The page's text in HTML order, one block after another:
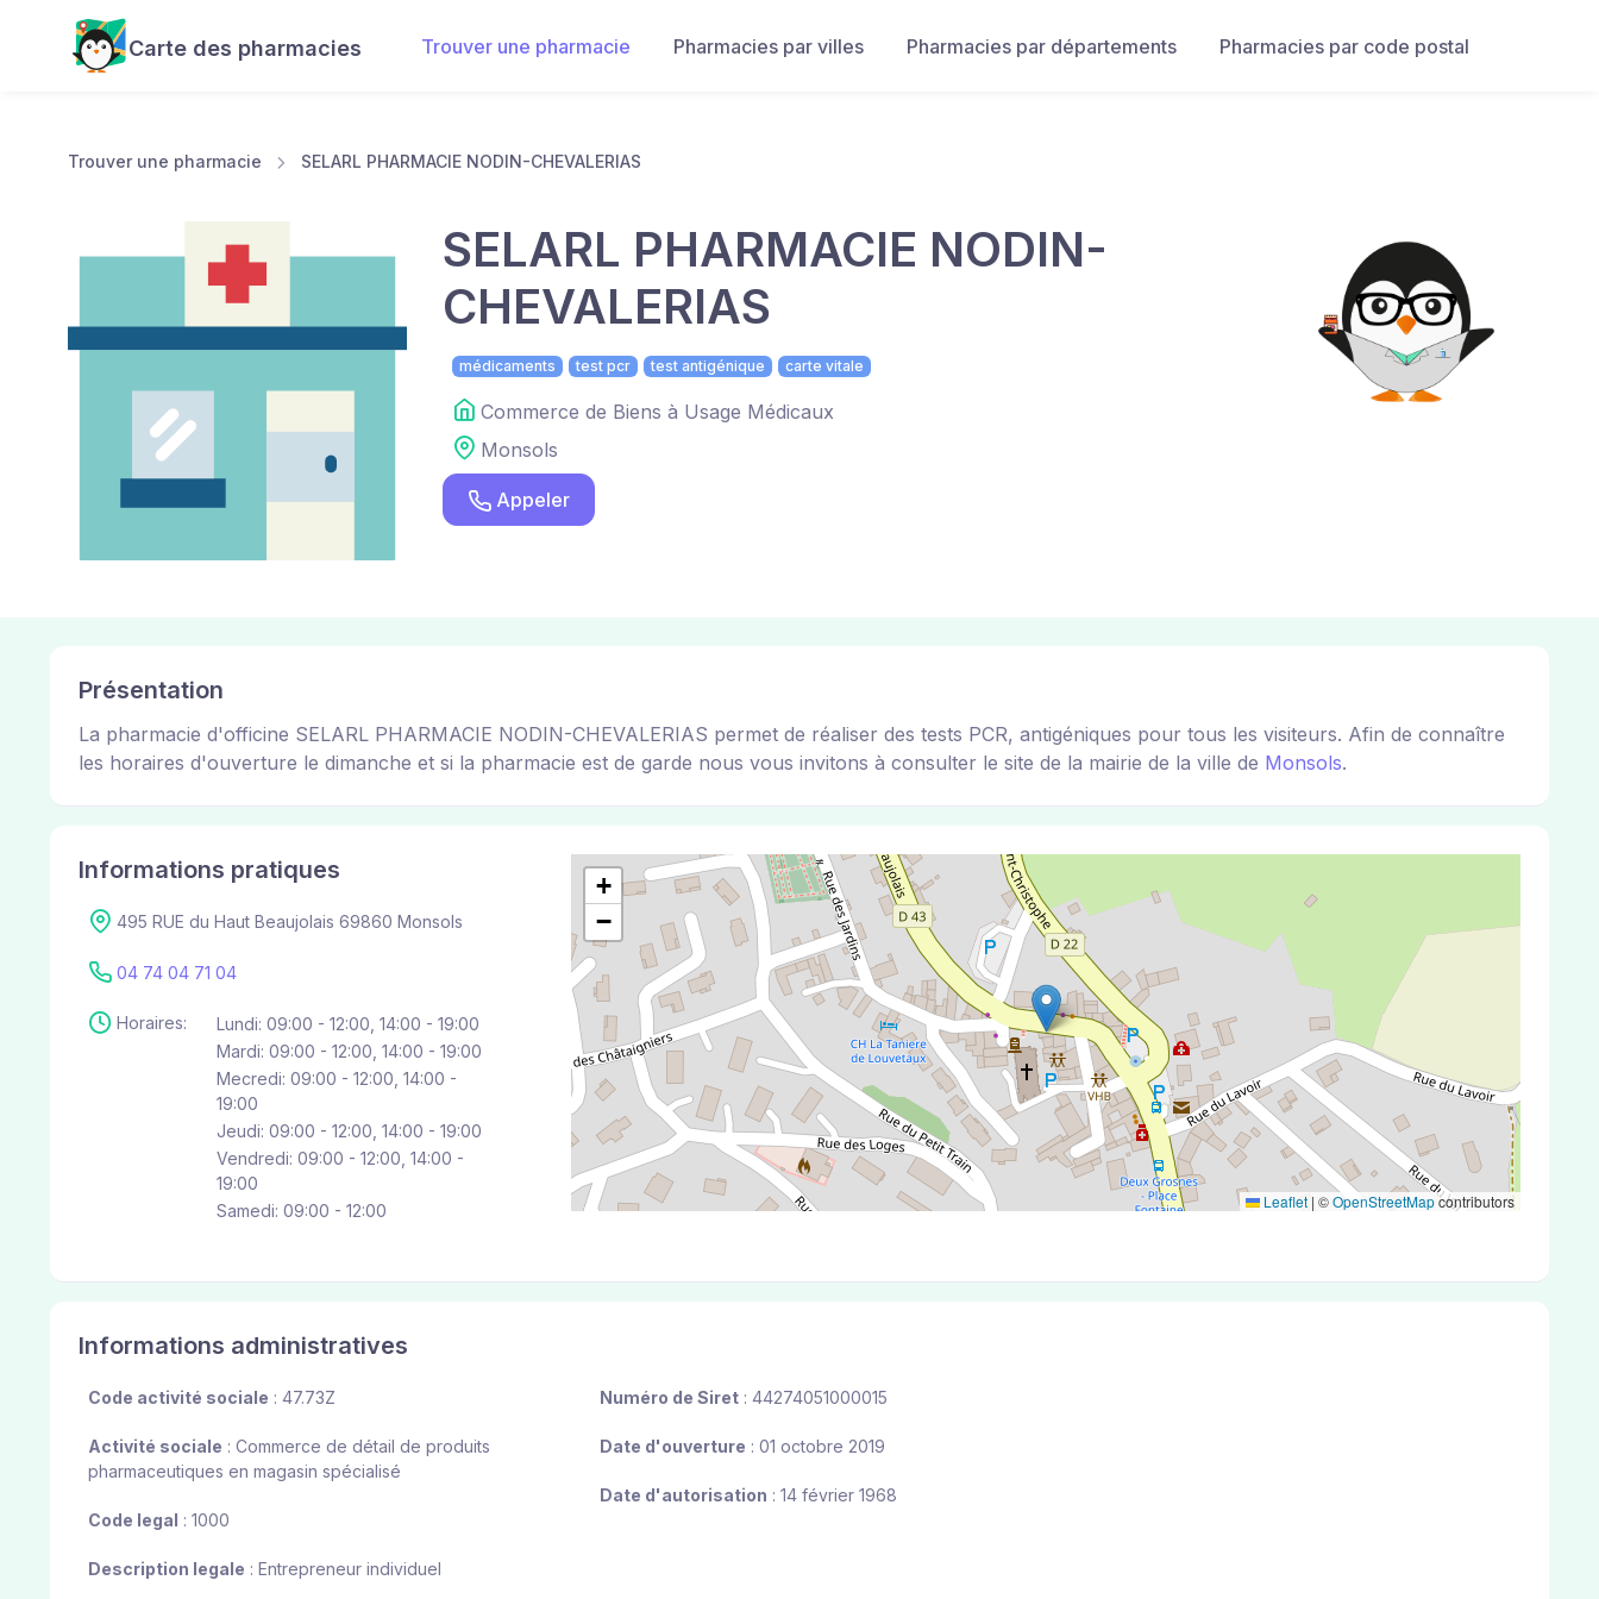
Carte des pharmacies Trouver une pharmacie Pharmacies par villes Pharmacies par départements Pharmacies par code postal
Trouver une pharmacie SELARL PHARMACIE NODIN-CHEVALERIAS
SELARL PHARMACIE NODIN-
CHEVALERIAS
médicaments test pcr test antigénique carte vitale
Commerce de Biens à Usage Médicaux
Monsols
Appeler
Présentation
La pharmacie d'officine SELARL PHARMACIE NODIN-CHEVALERIAS permet de réaliser des tests PCR, antigéniques pour tous les visiteurs. Afin de connaître
les horaires d'ouverture le dimanche et si la pharmacie est de garde nous vous invitons à consulter le site de la mairie de la ville de Monsols.
Informations pratiques
495 RUE du Haut Beaujolais 69860 Monsols
04 74 04 71 04
Horaires:
Lundi: 09:00 - 12:00, 14:00 - 19:00
Mardi: 09:00 - 12:00, 14:00 - 19:00
Mecredi: 09:00 - 12:00, 14:00 -
19:00
Jeudi: 09:00 - 12:00, 14:00 - 19:00
Vendredi: 09:00 - 12:00, 14:00 -
19:00
Samedi: 09:00 - 12:00
+
−
Leaflet | ©OpenStreetMapcontributors
Informations administratives
Code activité sociale : 47.73Z
Activité sociale : Commerce de détail de produits
pharmaceutiques en magasin spécialisé
Code legal : 1000
Description legale : Entrepreneur individuel
Numéro de Siret : 44274051000015
Date d'ouverture : 01 octobre 2019
Date d'autorisation : 14 février 1968